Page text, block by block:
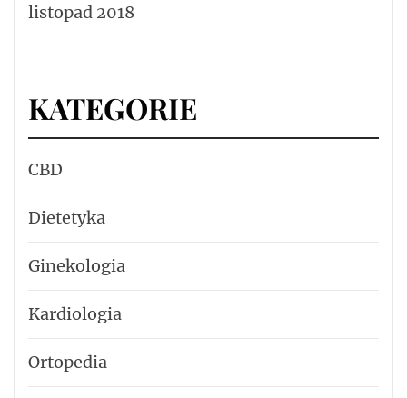
listopad 2018
KATEGORIE
CBD
Dietetyka
Ginekologia
Kardiologia
Ortopedia